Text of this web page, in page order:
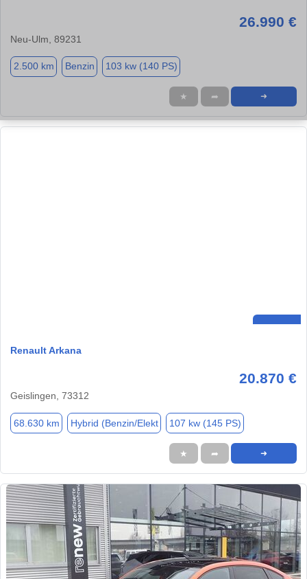
26.990 €
Neu-Ulm, 89231
2.500 km Benzin 103 kw (140 PS)
★ ➦ ➜
Renault Arkana
20.870 €
Geislingen, 73312
68.630 km Hybrid (Benzin/Elekt 107 kw (145 PS)
★ ➦ ➜